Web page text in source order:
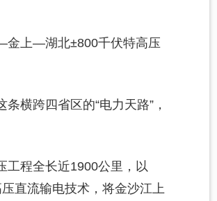
金上—湖北±800千伏特高压
横跨四省区的“电力天路”，
工程全长近1900公里，以
直流输电技术，将金沙江上